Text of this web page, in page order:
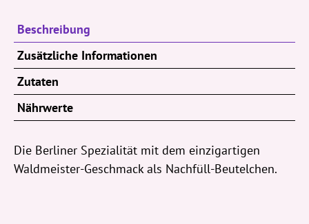
Beschreibung
Zusätzliche Informationen
Zutaten
Nährwerte
Die Berliner Spezialität mit dem einzigartigen
Waldmeister-Geschmack als Nachfüll-Beutelchen.